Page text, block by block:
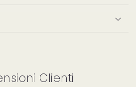
Clienti